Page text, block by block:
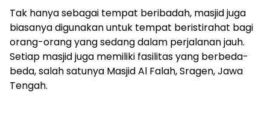
Tak hanya sebagai tempat beribadah, masjid juga
biasanya digunakan untuk tempat beristirahat bagi
orang-orang yang sedang dalam perjalanan jauh.
Setiap masjid juga memiliki fasilitas yang berbeda-
beda, salah satunya Masjid Al Falah, Sragen, Jawa
Tengah.